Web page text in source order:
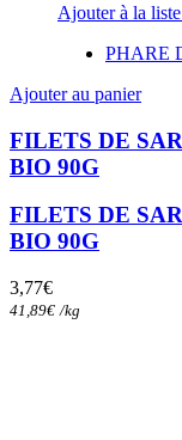
Ajouter à la
PHARE
Ajouter au panier
FILETS DE
BIO 90G
FILETS DE
BIO 90G
3,77€
41,89€ /kg